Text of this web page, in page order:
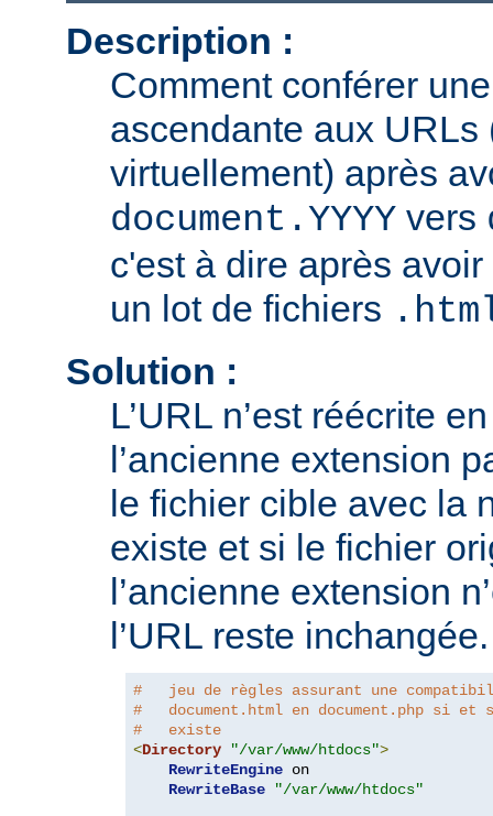
Description :
Comment conférer
ascendante aux URLs
virtuellement) après
document.YYYY vers
c'est à dire après
un lot de fichiers
Solution :
L’URL n’est réécrite
l’ancienne extension
le fichier cible avec la
existe et si le fichier
l’ancienne extension
l’URL reste inchangée.
#   jeu de règles assurant une
#   document.html en document.php si et
#   existe
<Directory "/var/www/htdocs">
RewriteEngine on
RewriteBase
"/var/www/htdocs"